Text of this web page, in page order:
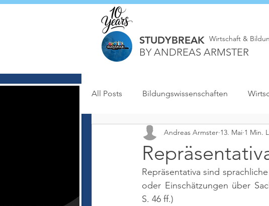
STUDYBREAK
BY ANDREAS ARMSTER
Wirtschaft &
All Posts Bildungswissenschaften
Andreas Armster 13. Mai 1 Min.
Repräsentativa sind
oder Einschätzungen über
S. 46 ff.)